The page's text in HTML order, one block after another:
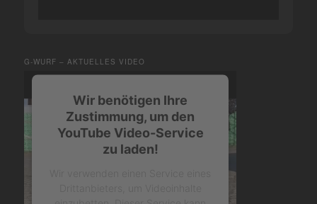
G-WURF – AKTUELLES VIDEO
Wir benötigen Ihre
Zustimmung, um den
YouTube Video-Service
zu laden!